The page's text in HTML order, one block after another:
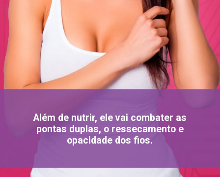
Além de nutrir, ele vai combater as
pontas duplas, o ressecamento e
opacidade dos fios.